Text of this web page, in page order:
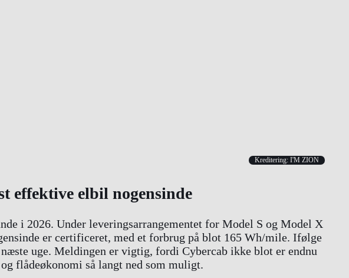
Kreditering: I'M ZION
effektive elbil nogensinde
i 2026. Under leveringsarrangementet for Model S og Model X
er certificeret, med et forbrug på blot 165 Wh/mile. Ifølge
uge. Meldingen er vigtig, fordi Cybercab ikke blot er endnu
flådeøkonomi så langt ned som muligt.